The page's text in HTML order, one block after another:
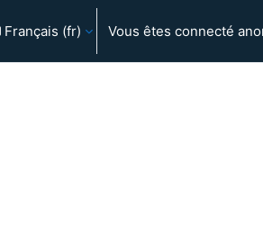
Français ‎(fr)‎ Vous êtes connecté